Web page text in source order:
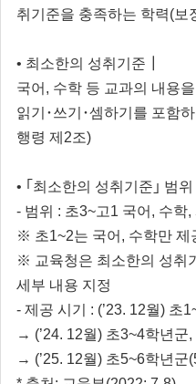
취기준을 충족하는 학력(보
• 최소한의 성취기준┃
국어, 수학 등 교과의 내용
읽기･쓰기･셈하기를 포함
행령 제2조)
• ｢최소한의 성취기준｣ 범
- 범위 : 초3~고1 국어, 수학,
※ 초1~2는 국어, 수학만 제
※ 교육청은 최소한의 성취
세부 내용 지정
- 제공 시기 : (’23. 12월) 초
→ (’24. 12월) 초3~4학년군
→ (’25. 12월) 초5~6학년군